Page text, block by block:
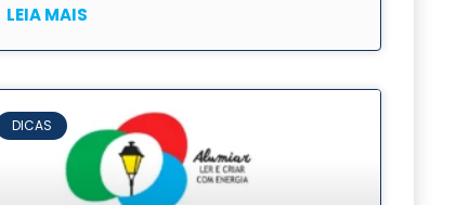
LEIA MAIS
DICAS